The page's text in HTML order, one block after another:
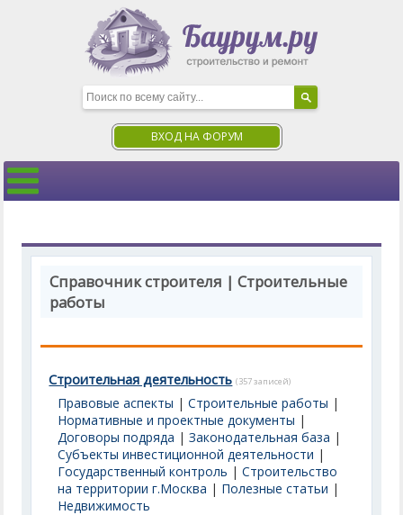
ВХОД НА ФОРУМ
Справочник строителя | Строительные
работы
Строительная деятельность (357 записей)
Правовые аспекты |Строительные работы |
Нормативные и проектные документы |
Договоры подряда |Законодательная база |
Субъекты инвестиционной деятельности |
Государственный контроль |Строительство
на территории г.Москва | Полезные статьи |
Недвижимость